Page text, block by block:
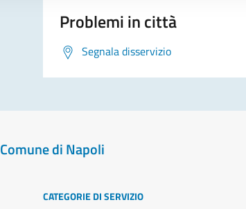
Problemi in città
Segnala disservizio
Comune di Napoli
CATEGORIE DI SERVIZIO